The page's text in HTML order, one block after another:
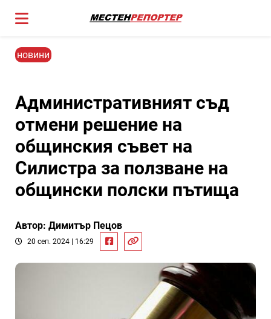
новини
Административният съд
отмени решение на
общинския съвет на
Силистра за ползване на
общински полски пътища
Автор: Димитър Пецов
20 сеп. 2024 | 16:29